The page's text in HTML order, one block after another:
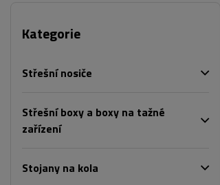
Kategorie
Střešní nosiče
Střešní boxy a boxy na tažné
zařízení
Stojany na kola